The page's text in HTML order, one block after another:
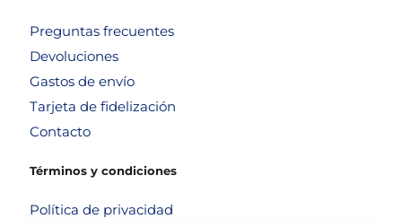
Preguntas frecuentes
Devoluciones
Gastos de envío
Tarjeta de fidelización
Contacto
Términos y condiciones
Política de privacidad